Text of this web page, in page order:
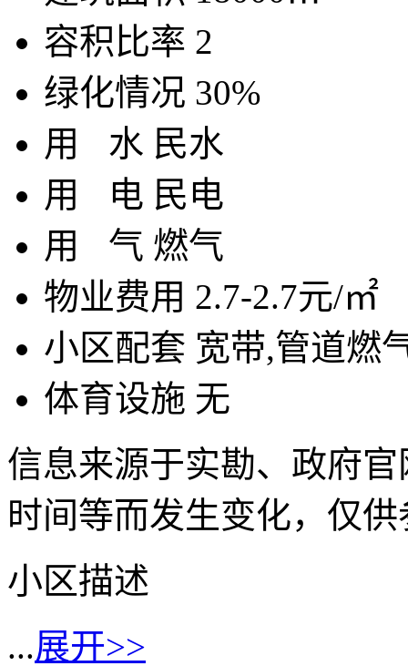
容积比率 2
绿化情况 30%
用 水 民水
用
电 民电
用 气 燃气
物业费用 2.7-2.7元/㎡
小区配套 宽带,管道燃
体育设施 无
信息来源于实勘、政府
时间等而发生变化，仅
小区描述
...展开>>